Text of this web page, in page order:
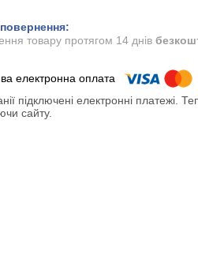
товару протягом 14 днів
підключені електронні платежі.
сайту.